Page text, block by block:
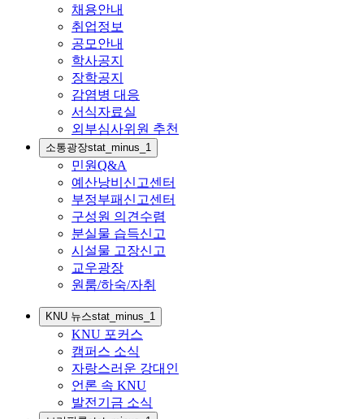
채용안내
취업정보
공모안내
학사공지
장학공지
감염병 대응
서식자료실
외부심사위원 추천
소통광장stat_minus_1
민원Q&A
예산낭비신고센터
부정부패신고센터
구성원 의견수렴
분실물 습득신고
시설물 고장신고
교우광장
원룸/하숙/자취
KNU 뉴스stat_minus_1
KNU 포커스
캠퍼스 소식
자랑스러운 강대인
언론 속 KNU
발전기금 소식